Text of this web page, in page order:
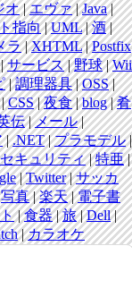
オ|エヴァ|Java|
指向|UML|酒|
ラ|XHTML|Postfix
サービス|野球|Wii
|調理器具|OSS|
CSS|夜食|blog|肴
伝|メール|
|.NET|プラモデル|
セキュリティ|特亜|
|Twitter|サッカ
写真|楽天|電子書
|食器|旅|Dell|
|カラオケ